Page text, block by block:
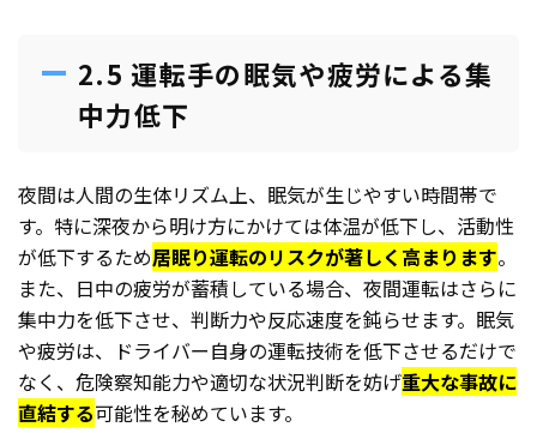
2.5 運転手の眠気や疲労による集
中力低下
夜間は人間の生体リズム上、眠気が生じやすい時間帯で
す。特に深夜から明け方にかけては体温が低下し、活動性
が低下するため居眠り運転のリスクが著しく高まります。
また、日中の疲労が蓄積している場合、夜間運転はさらに
集中力を低下させ、判断力や反応速度を鈍らせます。眠気
や疲労は、ドライバー自身の運転技術を低下させるだけで
なく、危険察知能力や適切な状況判断を妨げ重大な事故に
直結する可能性を秘めています。